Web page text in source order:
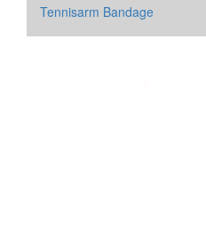
Tennisarm Bandage